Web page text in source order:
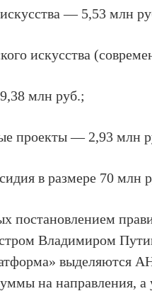
— 5,53 млн
искусства
млн руб.;
проекты — 2,93 млн
в размере 70 млн
постановлением
Владимиром
выделяются
на направления,